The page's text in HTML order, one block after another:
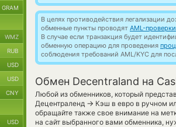
В целях противодействия легализации
обменные пункты проводят AML-проверки
В случае если транзакция будет
обменную операцию для проведения
соблюдения требований AML/KYC для
Обмен Decentraland на
Любой из обменников, который
Децентраленд → Кэш в евро в ручном
обращайте также свое внимание на
на сайт выбранного вами обменника,
GRAM
WMZ
RUB
USD
USD
CNY
USD